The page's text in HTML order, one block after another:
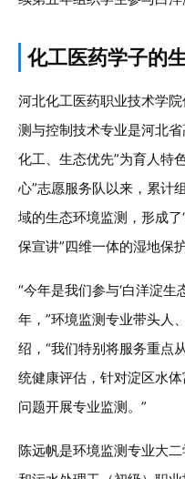
化工医药学子的
河北化工医药职业技术学
测与控制技术专业是河北
化工、生态优先”为育人特
心”志愿服务队以来，累计
域的生态环境监测，形成
保宣讲”四维一体的湿地保
“今年是我们参与‘白洋淀生
年，”环境监测专业带头人
绍，“我们特别将服务重点
统健康评估，针对淀区水
问题开展专业监测。”
陈远帆是环境监测专业大